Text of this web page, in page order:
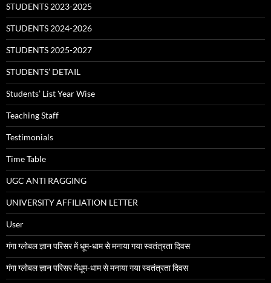
STUDENTS 2023-2025
STUDENTS 2024-2026
STUDENTS 2025-2027
STUDENTS’ DETAIL
Students’ List Year Wise
Teaching Staff
Testimonials
Time Table
UGC ANTI RAGGING
UNIVERSITY AFFILIATION LETTER
User
गंगा ग्लोबल ज्ञान परिसर में धूम-धाम से मनाया गया स्वतंत्रता दिवस
गंगा ग्लोबल ज्ञान परिसर मेंधूम-धाम से मनाया गया स्वतंत्रता दिवस